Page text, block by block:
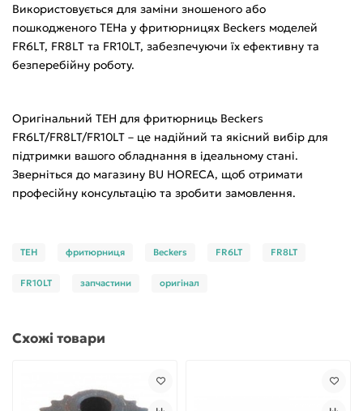
Використовується для заміни зношеного або
пошкодженого ТЕНа у фритюрницях Beckers моделей
FR6LT, FR8LT та FR10LT, забезпечуючи їх ефективну та
безперебійну роботу.
Оригінальний ТЕН для фритюрниць Beckers
FR6LT/FR8LT/FR10LT – це надійний та якісний вибір для
підтримки вашого обладнання в ідеальному стані.
Зверніться до магазину BU HORECA, щоб отримати
професійну консультацію та зробити замовлення.
ТЕН фритюрниця Beckers FR6LT FR8LT
FR10LT запчастини оригінал
Схожі товари